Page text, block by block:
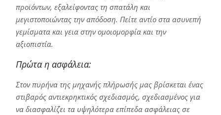
προϊόντων, εξαλείφοντας τη σπατάλη και
μεγιστοποιώντας την απόδοση. Πείτε αντίο στα ασυνεπή
γεμίσματα και γεια στην ομοιομορφία και την
αξιοπιστία.
Πρώτα η ασφάλεια:
Στον πυρήνα της μηχανής πλήρωσής μας βρίσκεται ένας
στιβαρός αντιεκρηκτικός σχεδιασμός, σχεδιασμένος για
να διασφαλίζει τα υψηλότερα επίπεδα ασφάλειας σε